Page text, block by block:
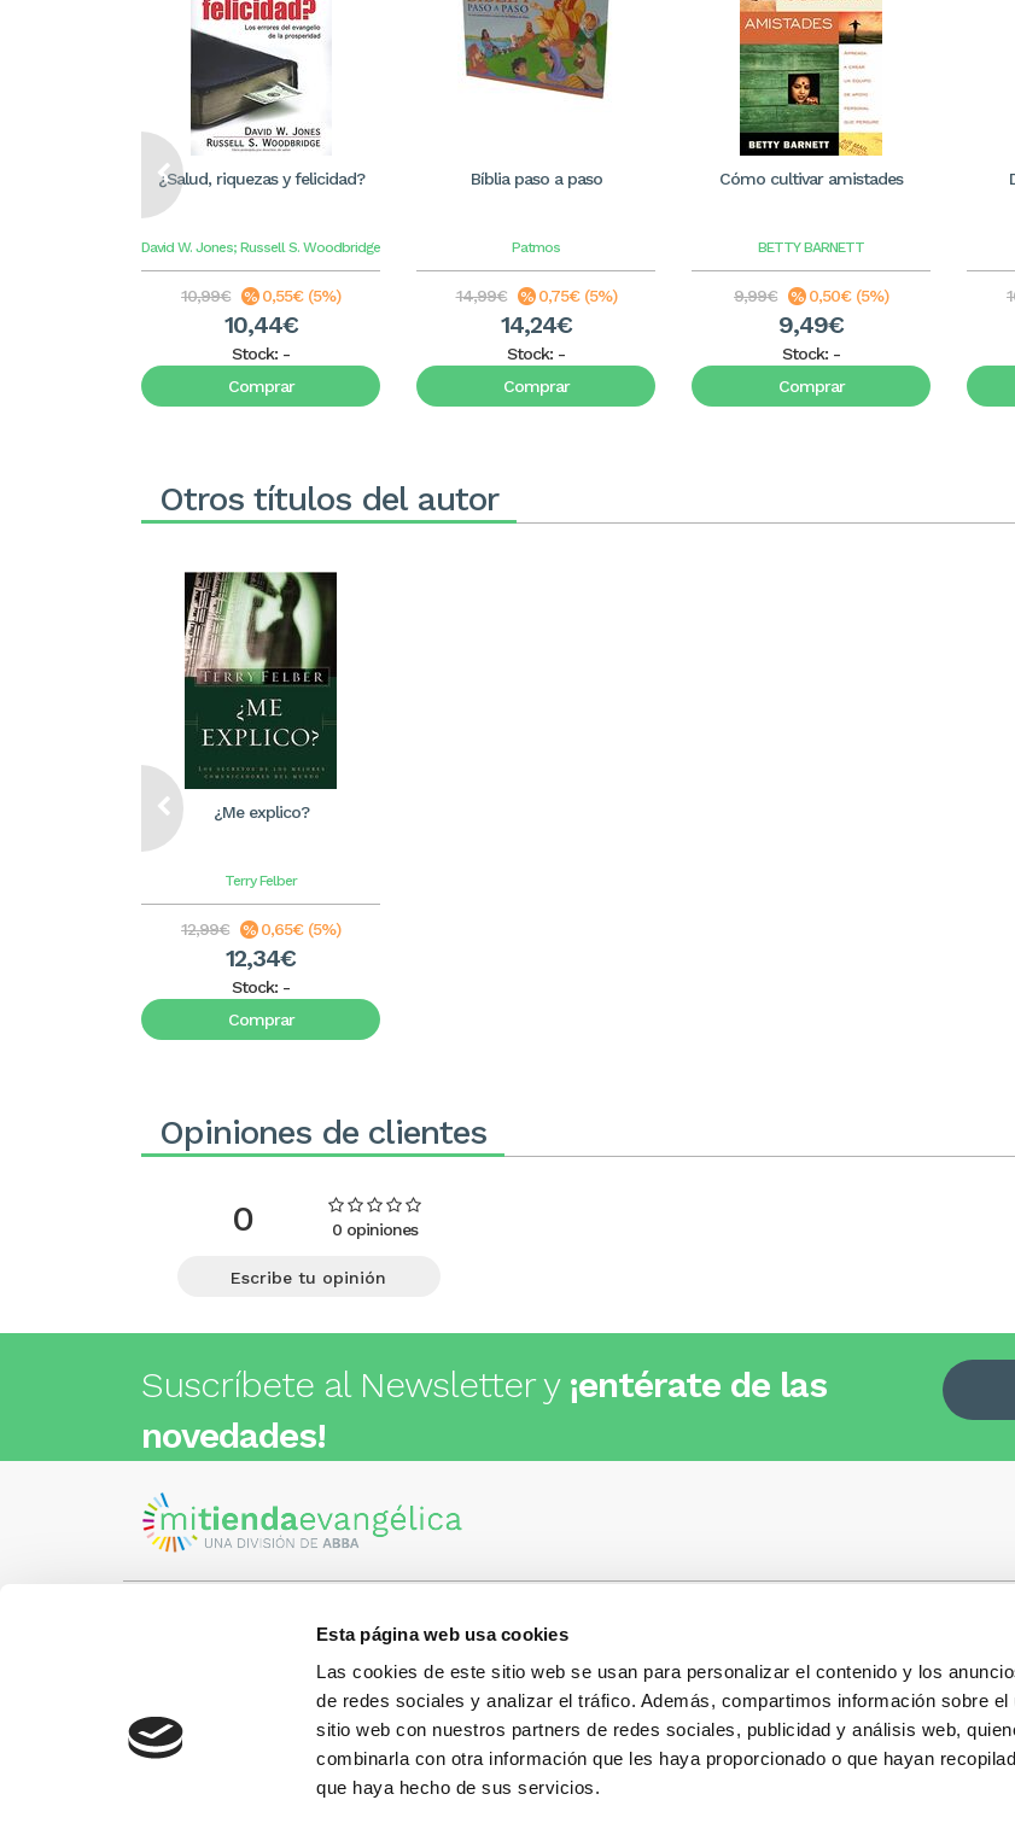
Esta página web usa cookies
Las cookies de este sitio web se usan para personalizar el contenido y los
de redes sociales y analizar el tráfico. Además, compartimos información sobre el
sitio web con nuestros partners de redes sociales, publicidad y análisis web,
combinarla con otra información que les haya proporcionado o que hayan
que haya hecho de sus servicios.
¿Salud, riquezas y felicidad?
David W. Jones; Russell S. Woodbridge
10,99€ 0,55€ (5%)
10,44€
Stock: -
Comprar
Bíblia paso a paso
Patmos
14,99€ 0,75€ (5%)
14,24€
Stock: -
Comprar
Cómo cultivar amistades
BETTY BARNETT
9,99€ 0,50€ (5%)
9,49€
Stock: -
Comprar
Otros títulos del autor
¿Me explico?
Terry Felber
12,99€ 0,65€ (5%)
12,34€
Stock: -
Comprar
Opiniones de clientes
0 0 opiniones
Escribe tu opinión
Suscríbete al Newsletter y ¡entérate de las
novedades!
Visita nuestra tienda
Metro: ¿Cómo llegar?
• Encants (L2) - a 1 calle
• Glòries (L1) - a 3 calles
• Sagrada Familia (L2, L5) - a 6
+34 935 32 32 35
¿Tienes dudas, consultas o preguntas?
Llámanos y te contestaremos con mucho
gusto.
Política de
Política de
Condiciones
compra